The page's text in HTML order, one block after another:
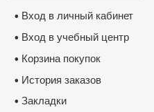
• Вход в личный кабинет
• Вход в учебный центр
• Корзина покупок
• История заказов
• Закладки